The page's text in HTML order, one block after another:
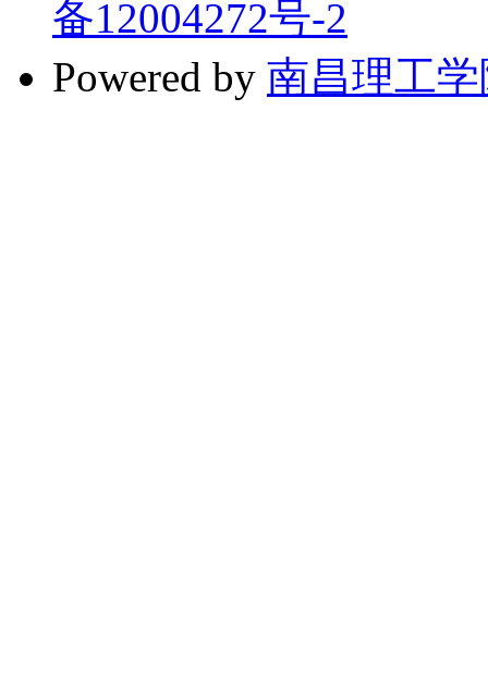
备12004272号-2
Powered by 南昌理工